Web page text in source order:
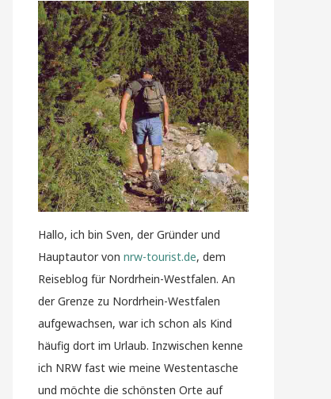
Hallo, ich bin Sven, der Gründer und
Hauptautor von nrw-tourist.de, dem
Reiseblog für Nordrhein-Westfalen. An
der Grenze zu Nordrhein-Westfalen
aufgewachsen, war ich schon als Kind
häufig dort im Urlaub. Inzwischen kenne
ich NRW fast wie meine Westentasche
und möchte die schönsten Orte auf